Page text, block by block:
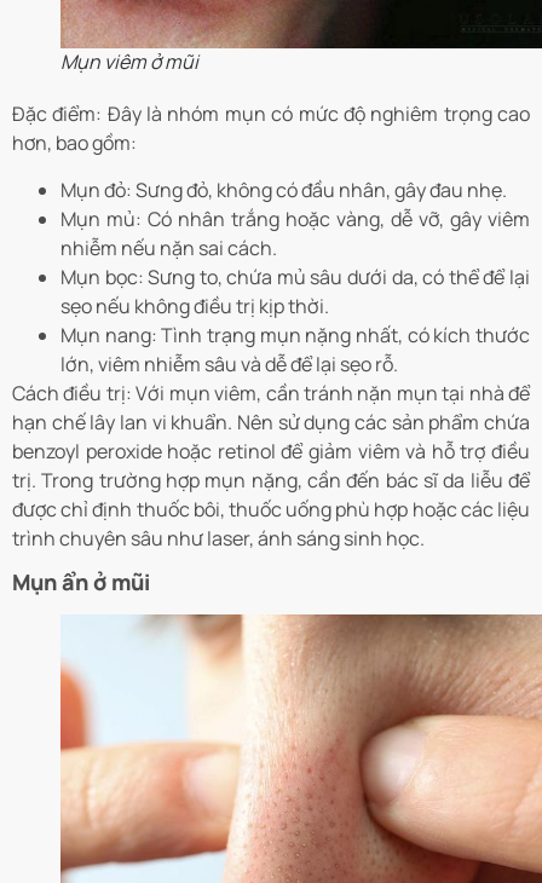
Mụn viêm ở mũi
Đặc điểm: Đây là nhóm mụn có mức độ nghiêm trọng cao
hơn, bao gồm:
Mụn đỏ: Sưng đỏ, không có đầu nhân, gây đau nhẹ.
Mụn mủ: Có nhân trắng hoặc vàng, dễ vỡ, gây viêm
nhiễm nếu nặn sai cách.
Mụn bọc: Sưng to, chứa mủ sâu dưới da, có thể để lại
sẹo nếu không điều trị kịp thời.
Mụn nang: Tình trạng mụn nặng nhất, có kích thước
lớn, viêm nhiễm sâu và dễ để lại sẹo rỗ.
Cách điều trị: Với mụn viêm, cần tránh nặn mụn tại nhà để
hạn chế lây lan vi khuẩn. Nên sử dụng các sản phẩm chứa
benzoyl peroxide hoặc retinol để giảm viêm và hỗ trợ điều
trị. Trong trường hợp mụn nặng, cần đến bác sĩ da liễu để
được chỉ định thuốc bôi, thuốc uống phù hợp hoặc các liệu
trình chuyên sâu như laser, ánh sáng sinh học.
Mụn ẩn ở mũi